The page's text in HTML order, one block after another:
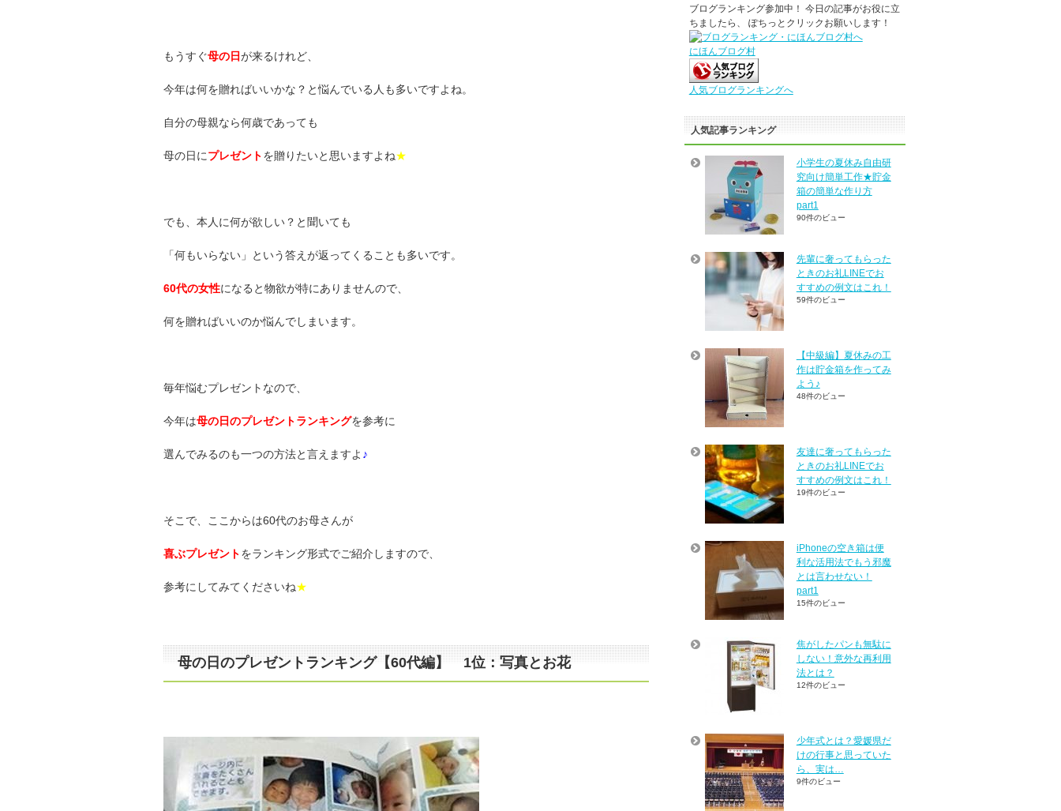
もうすぐ母の日が来るけれど、
今年は何を贈ればいいかな？と悩んでいる人も多いですよね。
自分の母親なら何歳であっても
母の日にプレゼントを贈りたいと思いますよね★
でも、本人に何が欲しい？と聞いても
「何もいらない」という答えが返ってくることも多いです。
60代の女性になると物欲が特にありませんので、
何を贈ればいいのか悩んでしまいます。
毎年悩むプレゼントなので、
今年は母の日のプレゼントランキングを参考に
選んでみるのも一つの方法と言えますよ ♪
そこで、ここからは60代のお母さんが
喜ぶプレゼントをランキング形式でご紹介しますので、
参考にしてみてくださいね★
母の日のプレゼントランキング【60代編】 1位：写真とお花
ブログランキング参加中！ 今日の記事がお役に立
ちましたら、 ぽちっとクリックお願いします！
にほんブログ村
人気ブログランキングへ
人気記事ランキング
小学生の夏休み自由研
究向け簡単工作★貯金
箱の簡単な作り方
part1
90件のビュー
先輩に奢ってもらった
ときのお礼LINEでお
すすめの例文はこれ！
59件のビュー
【中級編】夏休みの工
作は貯金箱を作ってみ
よう♪
48件のビュー
友達に奢ってもらった
ときのお礼LINEでお
すすめの例文はこれ！
19件のビュー
iPhoneの空き箱は便
利な活用法でもう邪魔
とは言わせない！
part1
15件のビュー
焦がしたパンも無駄に
しない！意外な再利用
法とは？
12件のビュー
少年式とは？愛媛県だ
けの行事と思っていた
ら、実は…
9件のビュー